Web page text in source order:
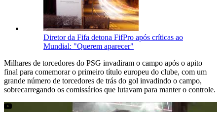
Diretor da Fifa detona FifPro após críticas ao
Mundial: "Querem aparecer"
Milhares de torcedores do PSG invadiram o campo após o apito
final para comemorar o primeiro título europeu do clube, com um
grande número de torcedores de trás do gol invadindo o campo,
sobrecarregando os comissários que lutavam para manter o controle.